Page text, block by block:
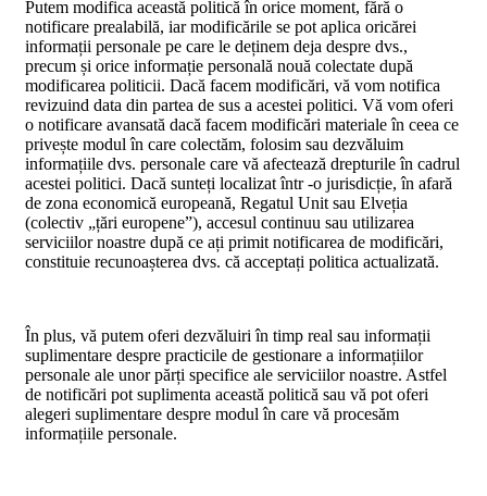
Putem modifica această politică în orice moment, fără o
notificare prealabilă, iar modificările se pot aplica oricărei
informații personale pe care le deținem deja despre dvs.,
precum și orice informație personală nouă colectate după
modificarea politicii. Dacă facem modificări, vă vom notifica
revizuind data din partea de sus a acestei politici. Vă vom oferi
o notificare avansată dacă facem modificări materiale în ceea ce
privește modul în care colectăm, folosim sau dezvăluim
informațiile dvs. personale care vă afectează drepturile în cadrul
acestei politici. Dacă sunteți localizat într -o jurisdicție, în afară
de zona economică europeană, Regatul Unit sau Elveția
(colectiv „țări europene”), accesul continuu sau utilizarea
serviciilor noastre după ce ați primit notificarea de modificări,
constituie recunoașterea dvs. că acceptați politica actualizată.
În plus, vă putem oferi dezvăluiri în timp real sau informații
suplimentare despre practicile de gestionare a informațiilor
personale ale unor părți specifice ale serviciilor noastre. Astfel
de notificări pot suplimenta această politică sau vă pot oferi
alegeri suplimentare despre modul în care vă procesăm
informațiile personale.